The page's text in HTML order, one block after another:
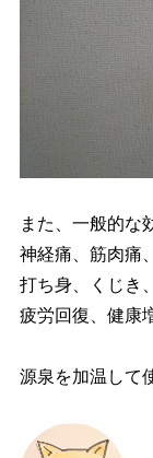
また、一般的な
神経痛、筋肉痛
打ち身、くじき
疲労回復、健康
源泉を加温して